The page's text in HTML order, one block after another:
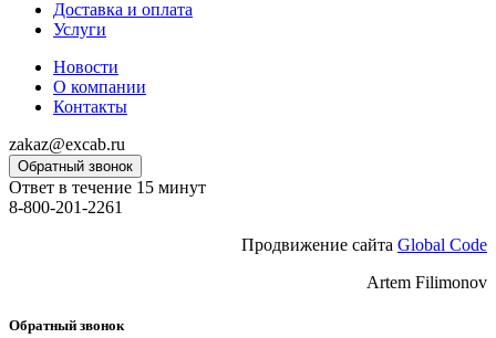
Доставка и оплата
Услуги
Новости
О компании
Контакты
zakaz@excab.ru
Обратный звонок
Ответ в течение 15 минут
8-800-201-2261
Продвижение сайта Global Code
Artem Filimonov
Обратный звонок